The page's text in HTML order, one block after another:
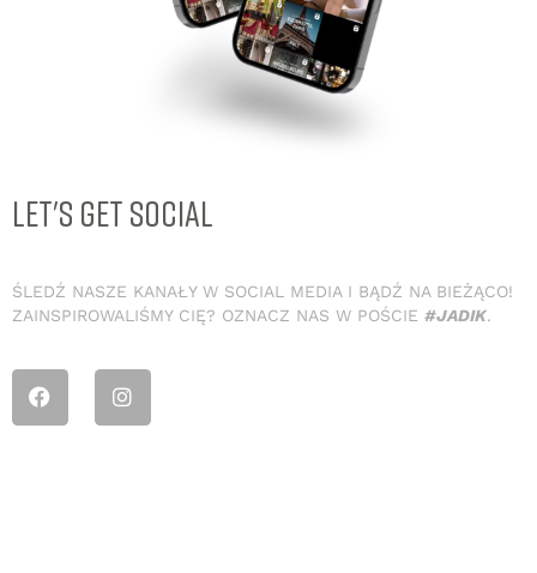
LET'S GET SOCIAL
ŚLEDŹ NASZE KANAŁY W SOCIAL MEDIA I BĄDŹ NA BIEŻĄCO!
ZAINSPIROWALIŚMY CIĘ? OZNACZ NAS W POŚCIE #JADIK.